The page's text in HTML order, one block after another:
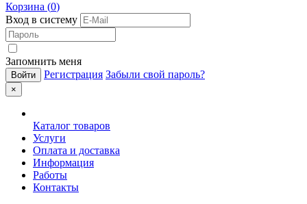
Корзина (0)
Вход в систему
Запомнить меня
Регистрация Забыли свой пароль?
×
Каталог товаров
Услуги
Оплата и доставка
Информация
Работы
Контакты